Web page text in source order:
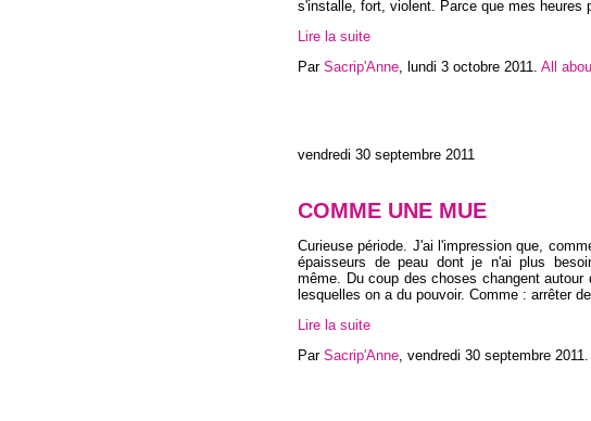
s'installe, fort, violent. Parce que mes heures
Lire la suite
Par Sacrip'Anne, lundi 3 octobre 2011. All
vendredi 30 septembre 2011
COMME UNE MUE
Curieuse période. J'ai l'impression que,
épaisseurs de peau dont je n'ai plus
même. Du coup des choses changent
lesquelles on a du pouvoir. Comme : arrêter
Lire la suite
Par Sacrip'Anne vendredi 30 septembre 2011